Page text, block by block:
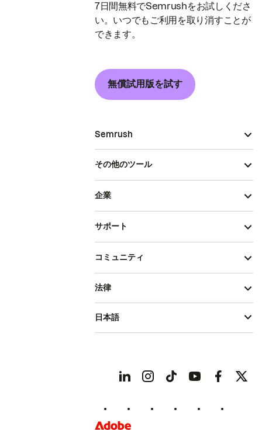
7日間無料でSemrushをお試しくださ
い。いつでもご利用を取り消すことが
できます。
無償試用版を試す
Semrush
その他のツール
企業
サポート
コミュニティ
法律
日本語